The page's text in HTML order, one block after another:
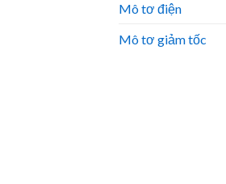
Mô tơ điện
Mô tơ giảm tốc